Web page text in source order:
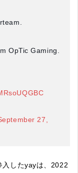
OpTic Gaming.
27,
入したyayは、2022